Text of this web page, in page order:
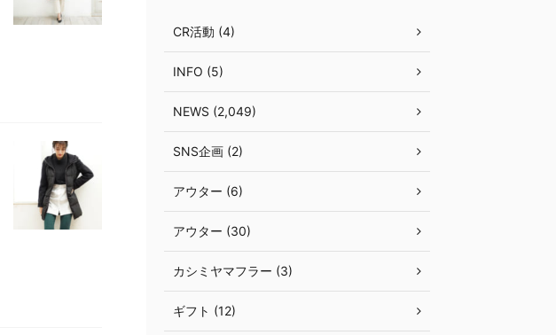
CR活動 (4)
INFO (5)
NEWS (2,049)
SNS企画 (2)
アウター (6)
アウター (30)
カシミヤマフラー (3)
ギフト (12)